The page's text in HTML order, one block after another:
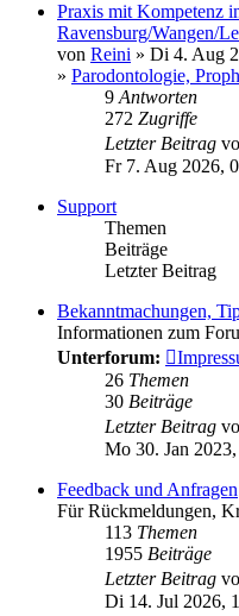
Praxis mit Kompetenz
Ravensburg/Wangen/
von Reini » Di 4. Aug
» Parodontologie,
9 Antworten
272 Zugriffe
Letzter Beitrag
Fr 7. Aug 2026,
Support
Themen
Beiträge
Letzter Beitrag
Bekanntmachungen,
Informationen zum
Unterforum:
26 Themen
30 Beiträge
Letzter Beitrag
Mo 30. Jan
Feedback und Anfragen
Für Rückmeldungen,
113 Themen
1955 Beiträge
Letzter Beitrag
Di 14. Jul 2026,